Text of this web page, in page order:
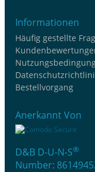
Informationen
Häufig gestellte
Bestellvorgang
Anerkannt Von
D&B D-U-N-S®
Number: